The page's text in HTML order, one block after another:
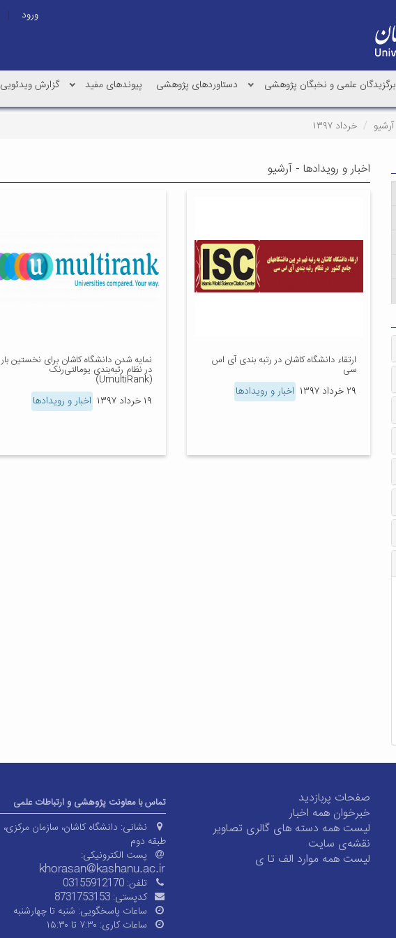
ورود |
برگزیدگان علمی و نخبگان پژوهشی دستاوردهای پژوهشی پیوندهای مفید گزارش ویدئویی
آرشیو خرداد ۱۳۹۷
اخبار و رویدادها - آرشیو
ارتقاء دانشگاه کاشان در رتبه بندی آی اس
سی
۲۹ خرداد ۱۳۹۷ اخبار و رویدادها
نمایه شدن دانشگاه کاشان برای نخستین بار
در نظام رتبه‌بندی یومالتی‌رنک
(UmultiRank)
۱۹ خرداد ۱۳۹۷ اخبار و رویدادها
صفحات پربازدید
خبرخوان همه اخبار
لیست همه دسته های گالری تصاویر
نقشه‌ی سایت
لیست همه موارد الف تا ی
تماس با معاونت پژوهشی و ارتباطات علمی
نشانی: دانشگاه کاشان، سازمان مرکزی،
طبقه دوم
پست الکترونیکی:
تلفن: 03155912170
کدپستی: 8731753153
ساعات پاسخگویی: شنبه تا چهارشنبه
ساعات کاری: ۷:۳۰ تا ۱۵:۳۰